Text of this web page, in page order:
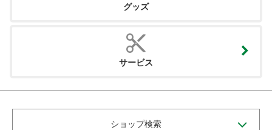
グッズ
サービス
ショップ検索